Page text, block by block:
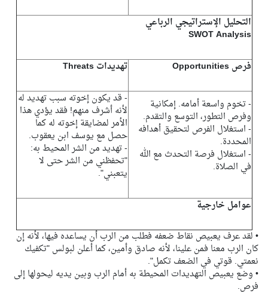
التحليل الإستراتيجي الرباعي
SWOT Analysis
فرص Opportunities
تهديدات Threats
- تخوم واسعة أمامه. إمكانية
وفرص التطور، التوسع والتقدم.
- استغلال الفرص لتحقيق أهدافه
المحددة.
- استغلال فرصة التحدث مع الله
في الصلاة.
- قد يكون إخوته سبب تهديد له
لأنه أشرف منهم! فقد يؤدي هذا
الأمر لمضايقة إخوته له كما
حصل مع يوسف ابن يعقوب.
- تهديد من الشر المحيط به:
"تحفظني من الشر حتى لا
يتعبني".
عوامل خارجية
• لقد عرف يعبيص نقاط ضعفه فطلب من الرب أن يساعده فيها، لأنه إن
كان الرب معنا فمن علينا، لأنه صادق وأمين، كما أعلن لبولس "تكفيك
نعمتي. قوتي في الضعف تكمل".
• وضع يعبيص التهديدات المحيطة به أمام الرب وبين يديه ليحولها إلى
فرص.